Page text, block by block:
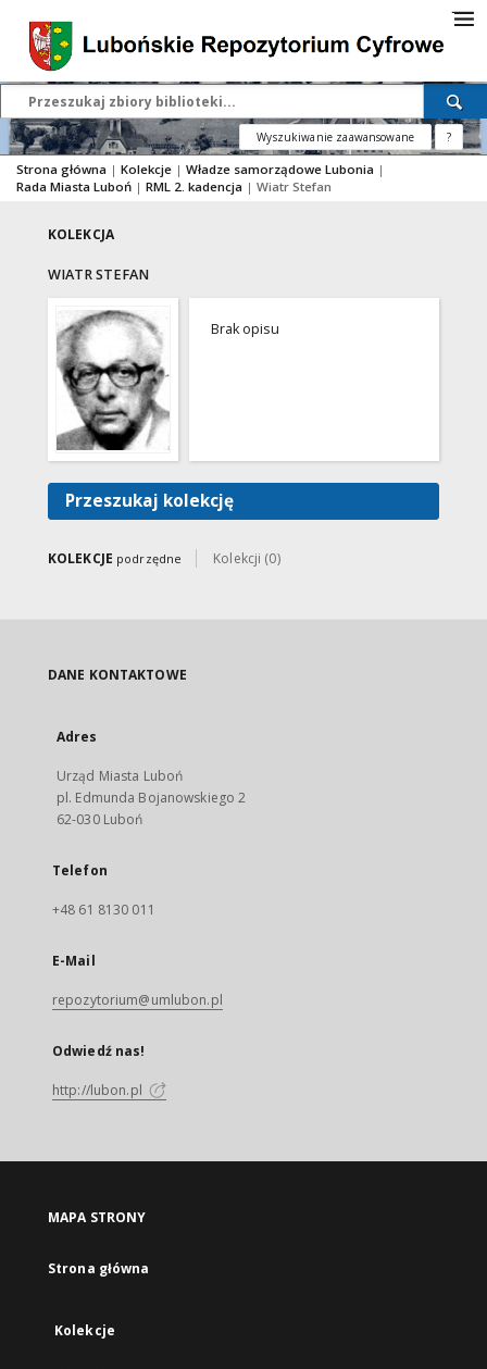
Wyszukiwanie zaawansowane ?
Strona główna | Kolekcje | Władze samorządowe Lubonia |
Rada Miasta Luboń | RML 2. kadencja | Wiatr Stefan
KOLEKCJA
WIATR STEFAN
Brak opisu
Przeszukaj kolekcję
KOLEKCJE podrzędne Kolekcji (0)
DANE KONTAKTOWE
Adres
Urząd Miasta Luboń
pl. Edmunda Bojanowskiego 2
62-030 Luboń
Telefon
+48 61 8130 011
E-Mail
repozytorium@umlubon.pl
Odwiedź nas!
http://lubon.pl
MAPA STRONY
Strona główna
Kolekcje